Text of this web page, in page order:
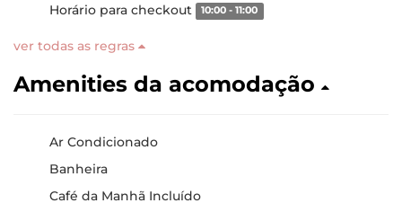
Horário para checkout 10:00 - 11:00
ver todas as regras
Amenities da acomodação
Ar Condicionado
Banheira
Café da Manhã Incluído